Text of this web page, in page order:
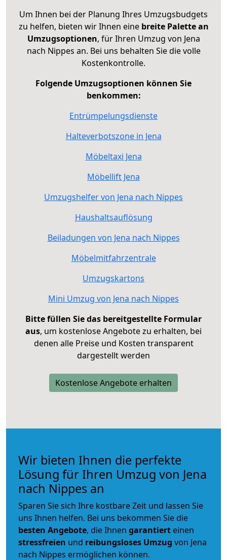
Um Ihnen bei der Planung Ihres Umzugsbudgets
zu helfen, bieten wir Ihnen eine breite Palette an
Umzugsoptionen, für Ihren Umzug von Jena
nach Nippes an. Bei uns behalten Sie die volle
Kostenkontrolle.
Folgende Umzugsoptionen können Sie
benkommen:
Entrümpelungsdienste
Halteverbotszone in Jena
Möbeltaxi Jena
Möbellift Jena
Umzugshelfer von Jena nach Nippes
Haushaltsauflösung
Beiladungen von Jena nach Nippes
Möbelmitfahrzentrale
Umzugskartons
Mini Umzug von Jena nach Nippes
Bitte füllen Sie das bereitgestellte Formular
aus, um kostenlose Angebote zu erhalten, bei
denen alle Preise und Kosten transparent
dargestellt werden
Kostenlose Angebote erhalten
Wir bieten Ihnen die perfekte
Lösung für Ihren Umzug von Jena
nach Nippes an
Sparen Sie sich Ihre kostbare Zeit und lassen Sie
uns Ihnen helfen. Bei uns bekommen Sie die
besten Angebote, die Ihnen garantiert einen
stressfreien und reibungsloses Umzug von Jena
nach Nippes ermöglichen können.